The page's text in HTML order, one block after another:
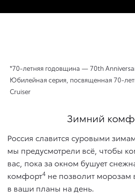
*70-летняя годовщина — 70th
Юбилейная серия, посвященная 70-
Cruiser
Зимний
Россия славится суровыми
мы предусмотрели всё, чтобы
вас, пока за окном бушует
комфорт4 не позволит морозам
в ваши планы на день.